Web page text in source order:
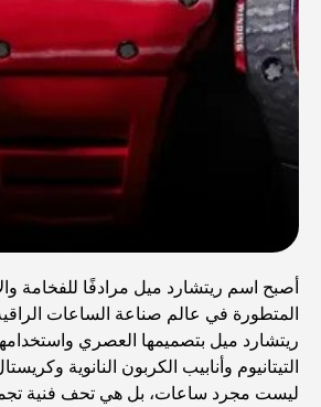
أصبح اسم ريتشارد ميل مرادفًا للفخامة
المتطورة في عالم صناعة الساعات
ريتشارد ميل بتصميمها العصري
التيتانيوم وأنابيب الكربون النانوية
ليست مجرد ساعات، بل هي تحف فنية تجمع